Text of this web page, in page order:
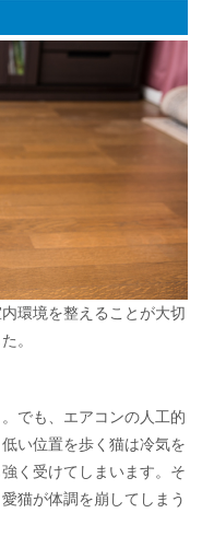
環境を整えることが大切
。
でも、エアコンの人工的
い位置を歩く猫は冷気を
く受けてしまいます。そ
猫が体調を崩してしまう